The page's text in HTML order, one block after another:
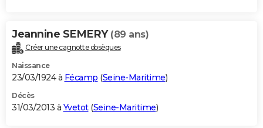
Jeannine SEMERY (89 ans)
Créer une cagnotte obsèques
Naissance
23/03/1924 à Fécamp (Seine-Maritime)
Décès
31/03/2013 à Yvetot(Seine-Maritime)